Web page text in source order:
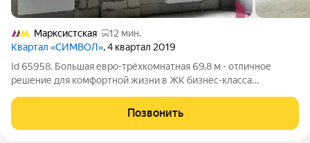
Марксистская
12 мин.
Квартал «СИМВОЛ», 4 квартал 2019
Id 65958. Большая евро-трёхкомнатная 69,8 м - отличное
решение для комфортной жизни в ЖК бизнес-класса
остеклённая лоджия Современная планировка евро-формата с
кухней-гостиной и двумя комнатами
Позвонить